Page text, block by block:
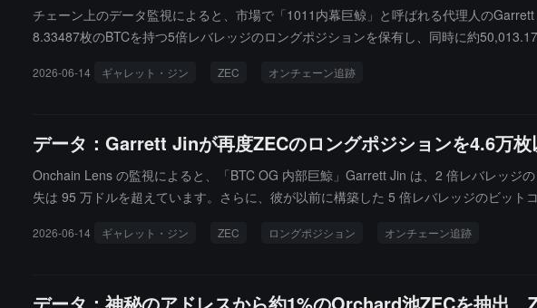
チェーン上のデータ監視によると、市場で「1011内幕巨鲸」と呼ばれる代理人の
8.33487枚のBTCを持つ5倍レバレッジのロングポジションを保有し、同時に約
2026-06-14 ギャレット・ジン ZEC オンチェーン追跡
データ：Garrett Jinが再度ZECのロングポジションを4.6万
Onchain Lens の監視によると、「BTC OG 内部巨鯨」Garrett Jin は、2 倍レバレッジ
失は 95 万ドルを超えています。さらに、彼が以前に構築した 5 倍レバレッジのビッ
2026-06-14 ギャレット・ジン ZEC ロングポジション オンチェーン追跡